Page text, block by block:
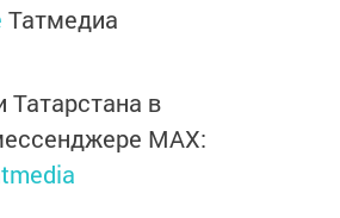
Татмедиа
Татарстана в
MАХ: